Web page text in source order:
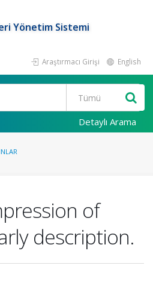
Yönetim Sistemi
Araştırmacı Girişi English
Detaylı Arama
of
description.